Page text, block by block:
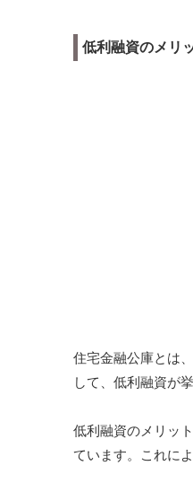
低利融資のメリ
住宅金融公庫とは
して、低利融資が
低利融資のメリッ
ています。これに